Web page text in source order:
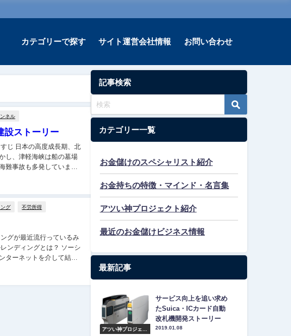
カテゴリーで探す サイト運営会社情報 お問い合わせ
ネル
設ストーリー
し、津軽海峡は船の墓場
難事故も多発していまし
グ 不労所得
ターネットを介して結び
記事検索
カテゴリー一覧
お金儲けのスペシャリスト紹介
お金持ちの特徴・マインド・名言集
アツい神プロジェクト紹介
最近のお金儲けビジネス情報
最新記事
アツい神プロジェク
サービス向上を追い求め
たSuica・ICカード自動
改札機開発ストーリー
2019.01.08